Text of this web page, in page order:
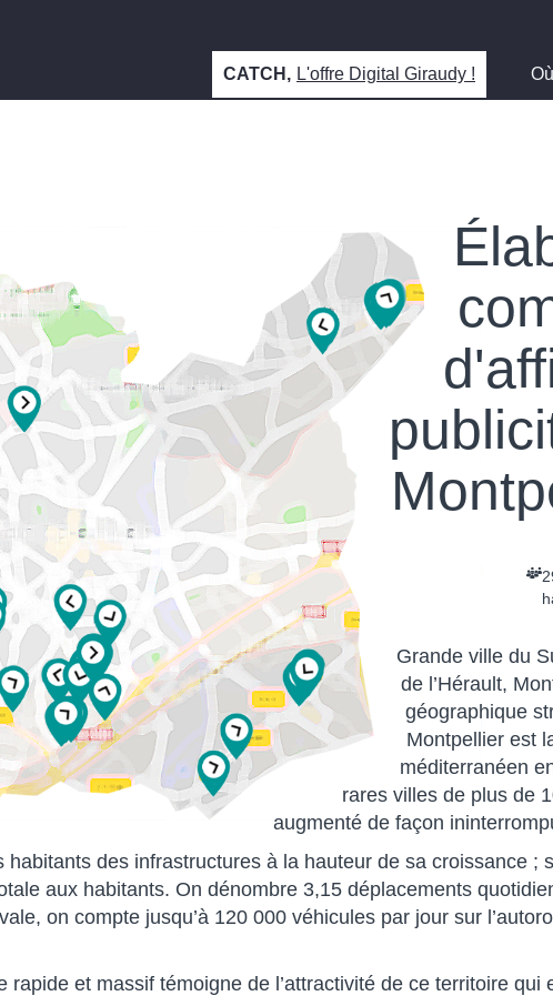
CATCH, L'offre Digital Giraudy !
Grande ville du
de l’Hérault,
géographique
Montpellier est
méditerranéen
rares villes de plus de
augmenté de façon
habitants des infrastructures à la hauteur de sa croissance ;
aux habitants. On dénombre 3,15 déplacements
on compte jusqu’à 120 000 véhicules par jour sur
rapide et massif témoigne de l’attractivité de ce territoire